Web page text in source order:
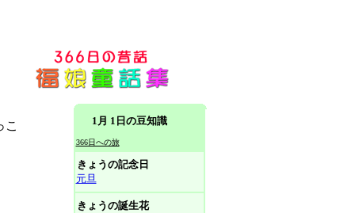
こ 1月 1日の豆知識
366日への旅
きょうの記念日
元旦
きょうの誕生花